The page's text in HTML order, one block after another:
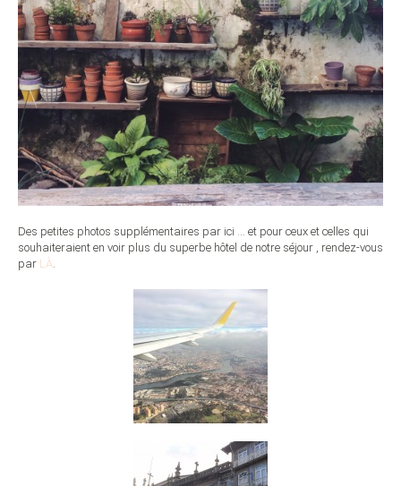
Des petites photos supplémentaires par ici … et pour ceux et celles qui
souhaiteraient en voir plus du superbe hôtel de notre séjour , rendez-vous
par LÀ